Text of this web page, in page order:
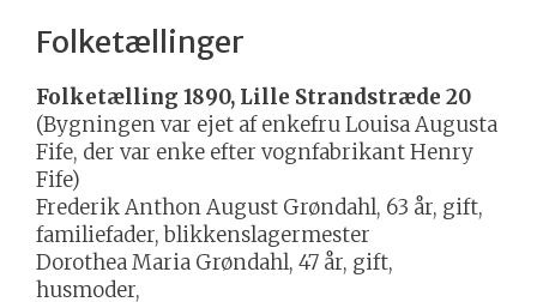
Folketællinger
Folketælling 1890, Lille Strandstræde 20
(Bygningen var ejet af enkefru Louisa Augusta
Fife, der var enke efter vognfabrikant Henry
Fife)
Frederik Anthon August Grøndahl, 63 år, gift,
familiefader, blikkenslagermester
Dorothea Maria Grøndahl, 47 år, gift,
husmoder,